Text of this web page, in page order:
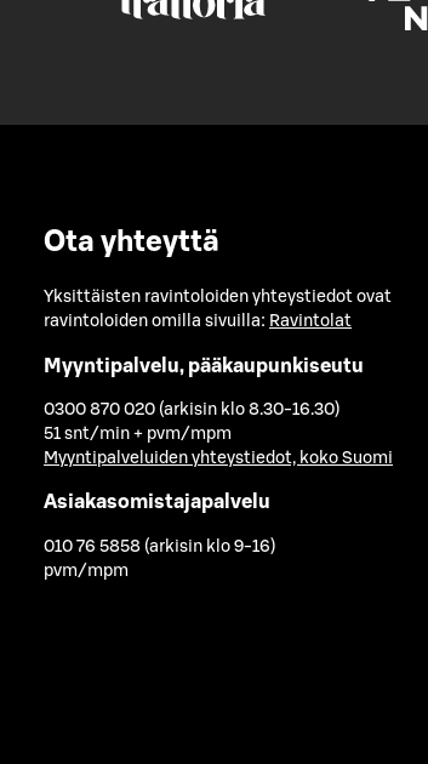
Ota yhteyttä
Yksittäisten ravintoloiden yhteystiedot ovat
ravintoloiden omilla sivuilla: Ravintolat
Myyntipalvelu, pääkaupunkiseutu
0300 870 020 (arkisin klo 8.30-16.30)
51 snt/min + pvm/mpm
Myyntipalveluiden yhteystiedot, koko Suomi
Asiakasomistajapalvelu
010 76 5858 (arkisin klo 9-16)
pvm/mpm